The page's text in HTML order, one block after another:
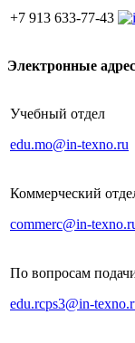
+7 913 633-77-43
Электронные
Учебный отдел
edu.mo@in-texno.ru
Коммерческий
commerc@in-
По вопросам
edu.rcps3@in-